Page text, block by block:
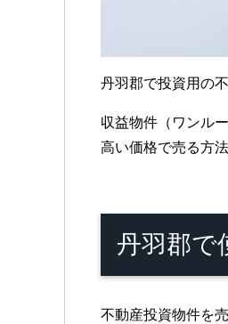
丹羽郡で投資用の
収益物件（ワンル
高い価格で売る方
丹羽郡で
不動産投資物件を